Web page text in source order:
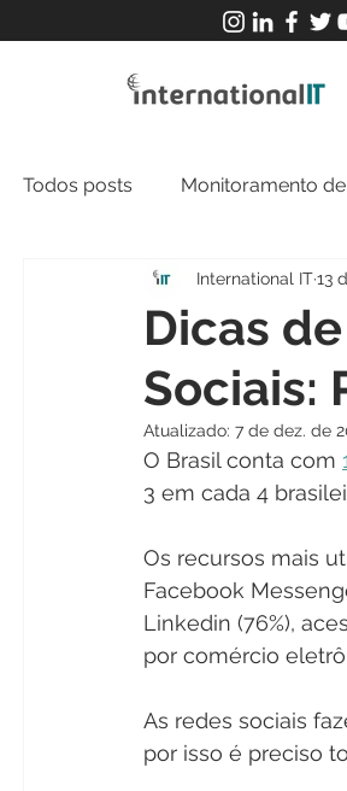
Todos posts Monitoramento
NOC
Dicas
Sociais:
International IT13
Atualizado: 7 de dez. de
O Brasil conta com
3 em cada 4
Os recursos mais
Facebook
Linkedin (76%),
por comércio
As redes sociais
por isso é preciso